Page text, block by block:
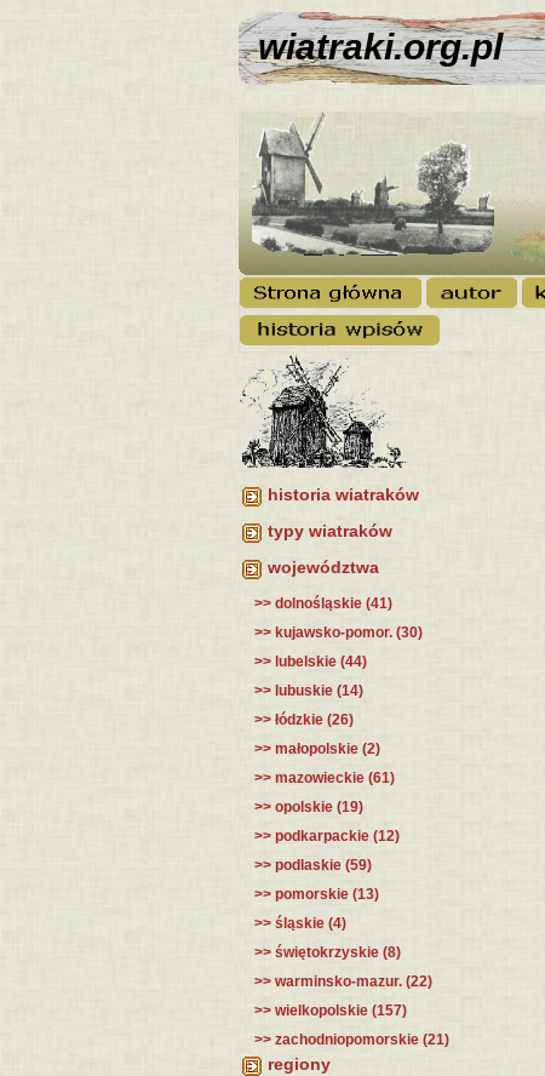
wiatraki.org.pl
historia wiatraków
typy wiatraków
województwa
>> dolnośląskie (41)
>> kujawsko-pomor. (30)
>> lubelskie (44)
>> lubuskie (14)
>> łódzkie (26)
>> małopolskie (2)
>> mazowieckie (61)
>> opolskie (19)
>> podkarpackie (12)
>> podlaskie (59)
>> pomorskie (13)
>> śląskie (4)
>> świętokrzyskie (8)
>> warminsko-mazur. (22)
>> wielkopolskie (157)
>> zachodniopomorskie (21)
regiony